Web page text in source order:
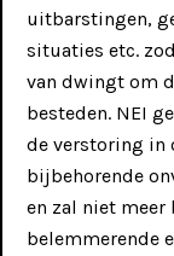
ontmoeten,
hebben door
buiten in de
hun talenten
zodat ze
is.
uitbarstingen,
situaties etc.
van dwingt om
besteden. NEI
de verstoring in
bijbehorende
en zal niet meer
belemmerende